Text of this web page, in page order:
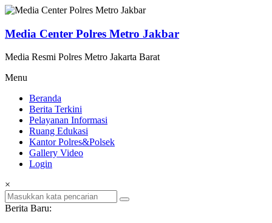
Lompat
konten
Media Center Polres Metro Jakbar
Media Resmi Polres Metro Jakarta Barat
Menu
Beranda
Berita Terkini
Pelayanan Informasi
Ruang Edukasi
Kantor Polres&Polsek
Gallery Video
Login
×
Berita Baru: